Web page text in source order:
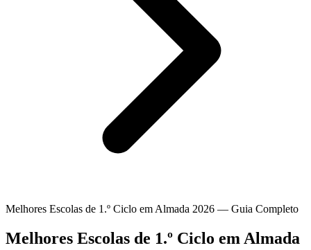
Melhores Escolas de 1.º Ciclo em Almada 2026 — Guia Completo
Melhores Escolas de 1.º Ciclo em Almada